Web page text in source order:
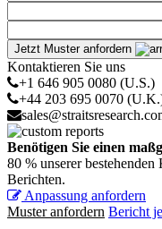
Jetzt Muster anfordern
Kontaktieren Sie uns
+1 646 905 0080 (U.S.)
+44 203 695 0070
Benötigen Sie einen
80 % unserer
Berichten.
Anpassung anfordern
Muster anfordern Bericht